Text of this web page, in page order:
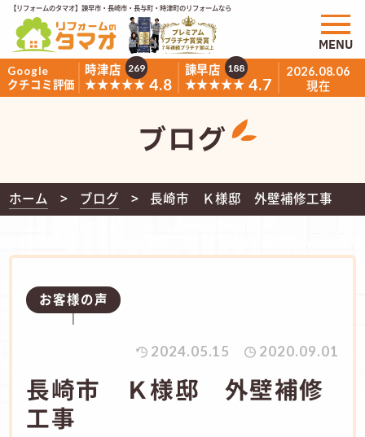
【リフォームのタマオ】諫早市・長崎市・長与町・時津町のリフォームなら
Google
クチコミ評価
時津店
★★★★★ 4.8
269
諫早店
★★★★★ 4.7
188 2026.08.06
現在
MENU
ブログ
ホーム ブログ 長崎市 Ｋ様邸 外壁補修工事
お客様の声
2024.05.15 2020.09.01
長崎市 Ｋ様邸 外壁補修
工事